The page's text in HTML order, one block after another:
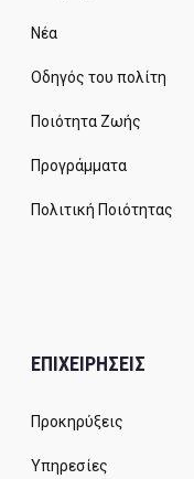
Νέα
Οδηγός του πολίτη
Ποιότητα Ζωής
Προγράμματα
Πολιτική Ποιότητας
ΕΠΙΧΕΙΡΗΣΕΙΣ
Προκηρύξεις
Υπηρεσίες